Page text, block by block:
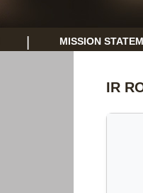
MISSION
IR